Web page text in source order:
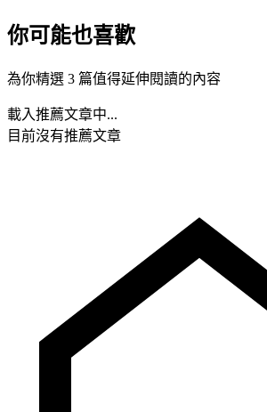
你可能也喜歡
為你精選 3 篇值得延伸閱讀的內容
載入推薦文章中...
目前沒有推薦文章